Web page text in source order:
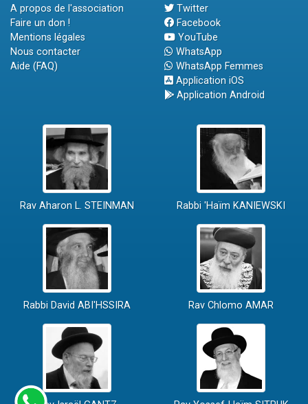
A propos de l'association
Faire un don !
Mentions légales
Nous contacter
Aide (FAQ)
Twitter
Facebook
YouTube
WhatsApp
WhatsApp Femmes
Application iOS
Application Android
Rav Aharon L. STEINMAN Rabbi 'Haïm KANIEWSKI
Rabbi David ABI'HSSIRA Rav Chlomo AMAR